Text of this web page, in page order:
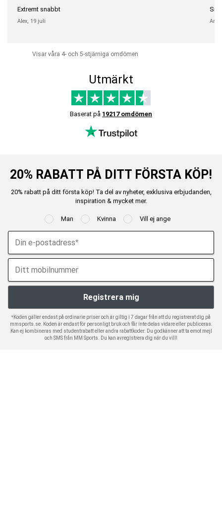
Extremt snabbt
Alex, 19 juli
Visar våra 4- och 5-stjärniga omdömen
Utmärkt
Baserat på 19217 omdömen
20% RABATT PÅ DITT FÖRSTA KÖP!
20% rabatt på ditt första köp! Ta del av nyheter, exklusiva erbjudanden,
inspiration & mycket mer.
Man Kvinna Vill ej ange
*Koden gäller endast på ordinarie priser och är giltig i 7 dagar från att du registrerat dig på
mmsports.se. Koden är endast för personligt bruk och får inte delas vidare eller publiceras.
Kan ej kombineras med studentrabatt eller andra rabattkoder. Du godkänner att ta emot mejl
och SMS från MM Sports. Du kan avregistrera dig när du vill!